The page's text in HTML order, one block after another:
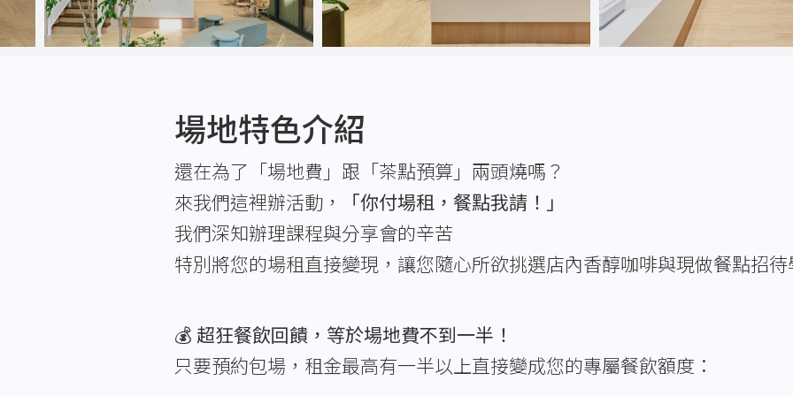
場地特色介紹
還在為了「場地費」跟「茶點預算」兩頭燒嗎？
來我們這裡辦活動，
「你付場租，餐點我請！」
我們深知辦理課程與分享會的辛苦
特別將您的場租直接變現，讓您隨心所欲挑選店內香醇咖啡與現做餐點招
💰 超狂餐飲回饋，等於場地費不到一半！
只要預約包場，租金最高有一半以上直接變成您的專屬餐飲額度：